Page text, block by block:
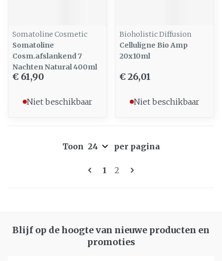
Somatoline Cosmetic
Somatoline
Cosm.afslankend 7
Nachten Natural 400ml
€ 61,90
Niet beschikbaar
Bioholistic Diffusion
Celluligne Bio Amp
20x10ml
€ 26,01
Niet beschikbaar
Pagina's
U lees momenteel pagina
1 Pagina
2
Toon per pagina
Blijf op de hoogte van nieuwe producten en
promoties